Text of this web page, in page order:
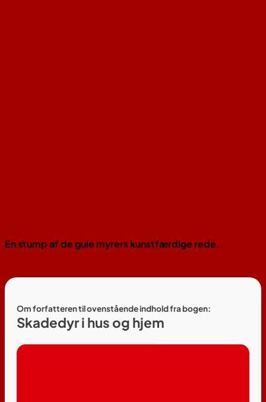
En stump af de gule myrers kunstfærdige rede.
Om forfatteren til ovenstående indhold fra bogen:
Skadedyr i hus og hjem